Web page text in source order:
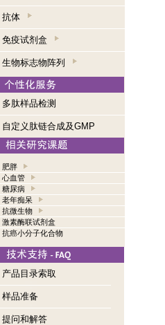
抗体
免疫试剂盒
生物标志物阵列
多肽样品检测
自定义肽链合成及GMP
肥胖
心血管
糖尿病
老年痴呆
抗微生物
激素酶联试剂盒
抗癌小分子化合物
产品目录索取
样品准备
提问和解答